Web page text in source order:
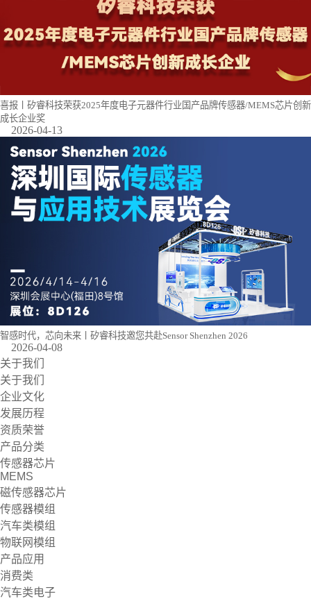
喜报丨矽睿科技荣获2025年度电子元器件行业国产品牌传感器/MEMS芯片创新
成长企业奖
2026-04-13
智感时代，芯向未来丨矽睿科技邀您共赴Sensor Shenzhen 2026
2026-04-08
关于我们
关于我们
企业文化
发展历程
资质荣誉
产品分类
传感器芯片
MEMS
磁传感器芯片
传感器模组
汽车类模组
物联网模组
产品应用
消费类
汽车类电子